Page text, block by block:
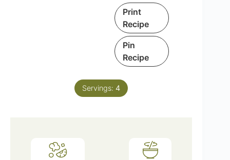
Print
Recipe
Pin
Recipe
Servings:4